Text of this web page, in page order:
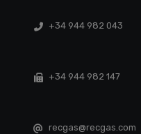
+34 944 982 043
+34 944 982 147
recgas@recgas.com